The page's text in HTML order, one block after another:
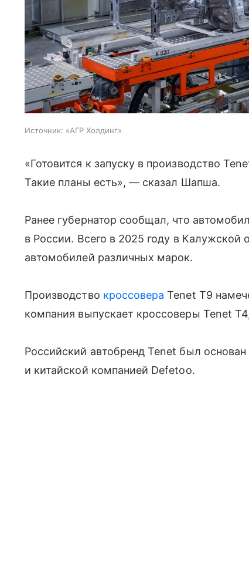
Источник: «АГР Холдинг»
«Готовится к запуску в производство
Такие планы есть», — сказал Шапша.
Ранее губернатор сообщал, что
в России. Всего в 2025 году в
автомобилей различных марок.
Производство кроссовера Tenet T9
компания выпускает кроссоверы Tenet
Российский автобренд Tenet был
и китайской компанией Defetoo.